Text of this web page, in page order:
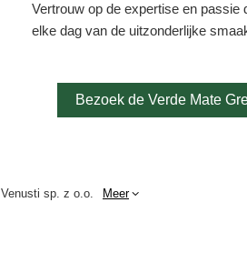
Vertrouw op de expertise en
elke dag van de uitzonderlijke
Bezoek de Verde Mate
Venusti sp. z o.o. Meer